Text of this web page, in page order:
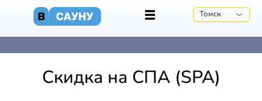
Томск
Скидка на СПА (SPA)